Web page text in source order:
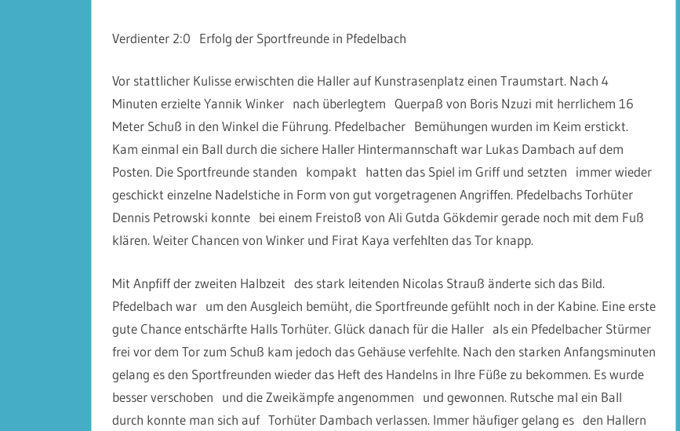
Verdienter 2:0 Erfolg der Sportfreunde in Pfedelbach
Vor stattlicher Kulisse erwischten die Haller auf Kunstrasenplatz einen Traumstart. Nach 4
Minuten erzielte Yannik Winker nach überlegtem Querpaß von Boris Nzuzi mit herrlichem 16
Meter Schuß in den Winkel die Führung. Pfedelbacher Bemühungen wurden im Keim erstickt.
Kam einmal ein Ball durch die sichere Haller Hintermannschaft war Lukas Dambach auf dem
Posten. Die Sportfreunde standen kompakt hatten das Spiel im Griff und setzten immer wieder
geschickt einzelne Nadelstiche in Form von gut vorgetragenen Angriffen. Pfedelbachs Torhüter
Dennis Petrowski konnte bei einem Freistoß von Ali Gutda Gökdemir gerade noch mit dem Fuß
klären. Weiter Chancen von Winker und Firat Kaya verfehlten das Tor knapp.
Mit Anpfiff der zweiten Halbzeit des stark leitenden Nicolas Strauß änderte sich das Bild.
Pfedelbach war um den Ausgleich bemüht, die Sportfreunde gefühlt noch in der Kabine. Eine erste
gute Chance entschärfte Halls Torhüter. Glück danach für die Haller als ein Pfedelbacher Stürmer
frei vor dem Tor zum Schuß kam jedoch das Gehäuse verfehlte. Nach den starken Anfangsminuten
gelang es den Sportfreunden wieder das Heft des Handelns in Ihre Füße zu bekommen. Es wurde
besser verschoben und die Zweikämpfe angenommen und gewonnen. Rutsche mal ein Ball
durch konnte man sich auf Torhüter Dambach verlassen. Immer häufiger gelang es den Hallern